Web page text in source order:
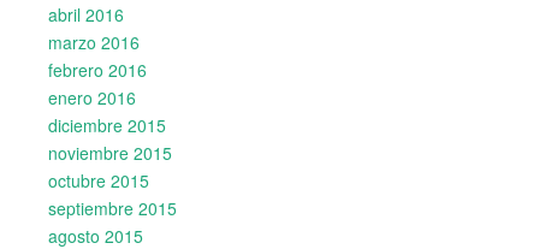
abril 2016
marzo 2016
febrero 2016
enero 2016
diciembre 2015
noviembre 2015
octubre 2015
septiembre 2015
agosto 2015